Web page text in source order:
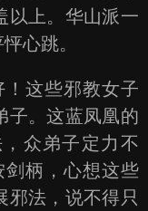
以上。华山派一
心跳。
这些邪教女子
子。这蓝凤凰的
众弟子定力不
剑柄，心想这些
邪法，说不得只